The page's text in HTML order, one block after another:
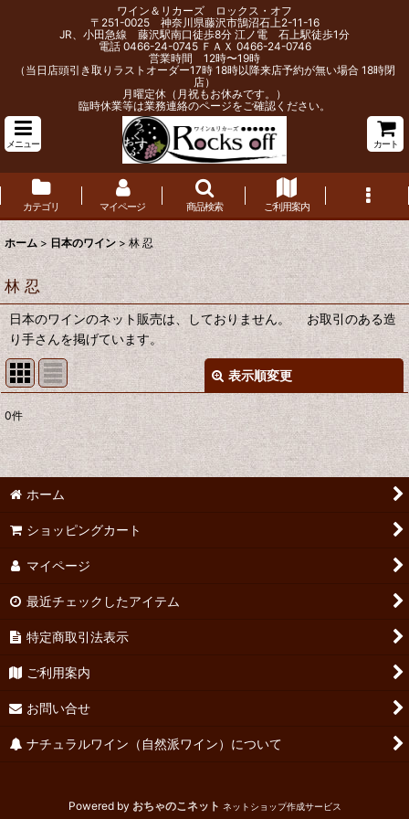
ワイン＆リカーズ ロックス・オフ
〒251-0025 神奈川県藤沢市鵠沼石上2-11-16
JR、小田急線 藤沢駅南口徒歩8分 江ノ電 石上駅徒歩1分
電話 0466-24-0745 ＦＡＸ 0466-24-0746
営業時間 12時〜19時
（当日店頭引き取りラストオーダー17時 18時以降来店予約が無い場合 18時閉
店）
月曜定休（月祝もお休みです。）
臨時休業等は業務連絡のページをご確認ください。
メニュー カート
カテゴリ マイページ 商品検索 ご利用案内
ホーム > 日本のワイン > 林 忍
林 忍
日本のワインのネット販売は、しておりません。 お取引のある造
り手さんを掲げています。
表示順変更
表示数 :
並び順:
0件
ホーム
ショッピングカート
マイページ
最近チェックしたアイテム
特定商取引法表示
ご利用案内
お問い合せ
ナチュラルワイン（自然派ワイン）について
Powered by おちゃのこネット ネットショップ作成サービス